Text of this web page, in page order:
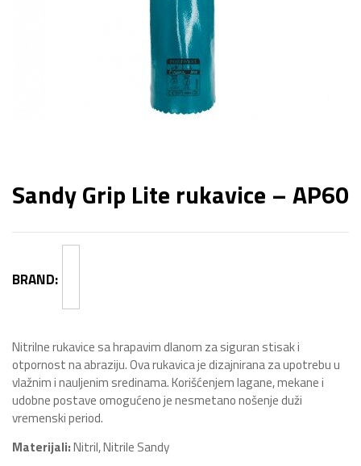
Sandy Grip Lite rukavice – AP60
BRAND:
Nitrilne rukavice sa hrapavim dlanom za siguran stisak i
otpornost na abraziju. Ova rukavica je dizajnirana za upotrebu u
vlažnim i nauljenim sredinama. Korišćenjem lagane, mekane i
udobne postave omogućeno je nesmetano nošenje duži
vremenski period.
Materijali:Nitril, Nitrile Sandy